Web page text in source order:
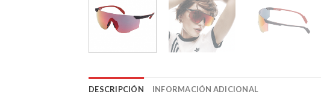
DESCRIPCIÓN INFORMACIÓN ADICIONAL